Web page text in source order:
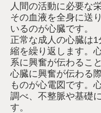
人間の活動に必要な
その血液を全身に送
いるのが心臓です。
正常な成人の心臓は
縮を繰り返します。
系に興奮が伝わるこ
心臓に興奮が伝わる
ものが心電図です。
調べ、不整脈や基礎
す。